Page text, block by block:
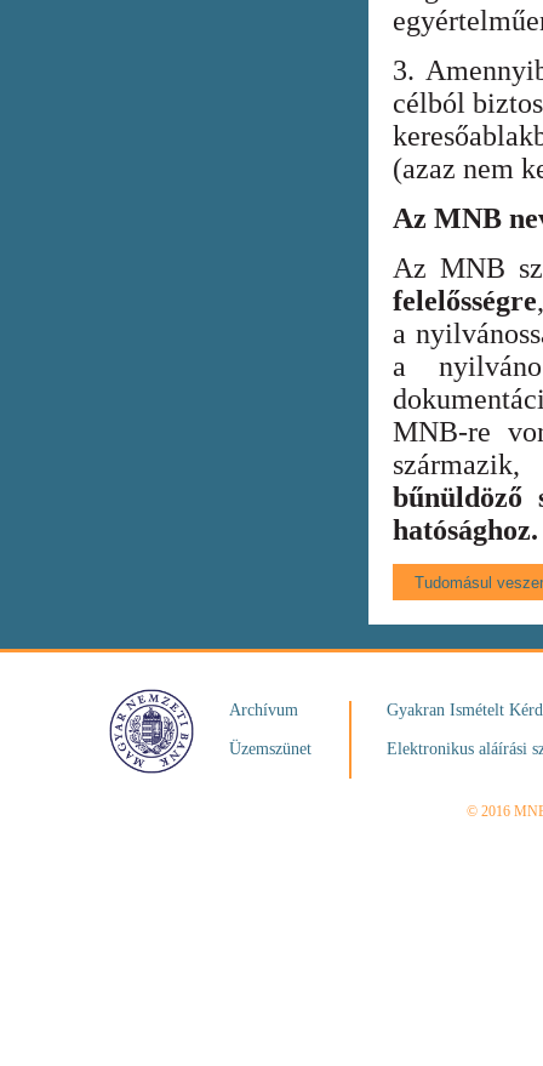
3.
célból
(azaz nem
Az MNB
Az MNB
felelősségre
a
a
MNB-re
bűnüldöző
hatósághoz.
Archívum
Üzemszünet
Gyakran Ismételt
Elektronikus aláírási
© 2016